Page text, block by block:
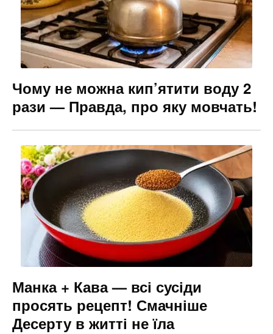
Чому не можна кип’ятити воду 2
рази — Правда, про яку мовчать!
Манка + Кава — всі сусіди
просять рецепт! Смачніше
Десерту в житті не їла